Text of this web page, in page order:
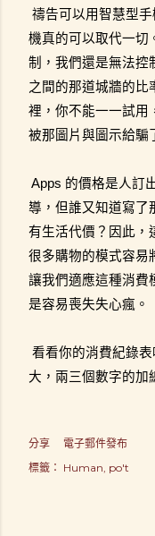
禱告可以用智慧型
機真的可以取代一切
制，我們還是無法控
之間的那道城牆的比
裡，你不能一一試用
被那圖片與圖示給騙
Apps 的價格是人訂
導，但誰又知道寫了
有生活代價？因此，
很多購物的模式容易
讓我們適應這種消費
是容易喪失失心瘋。
看看你的消費紀錄
大，兩三個數字的加
分享
電子郵件發布
標籤： Human po't